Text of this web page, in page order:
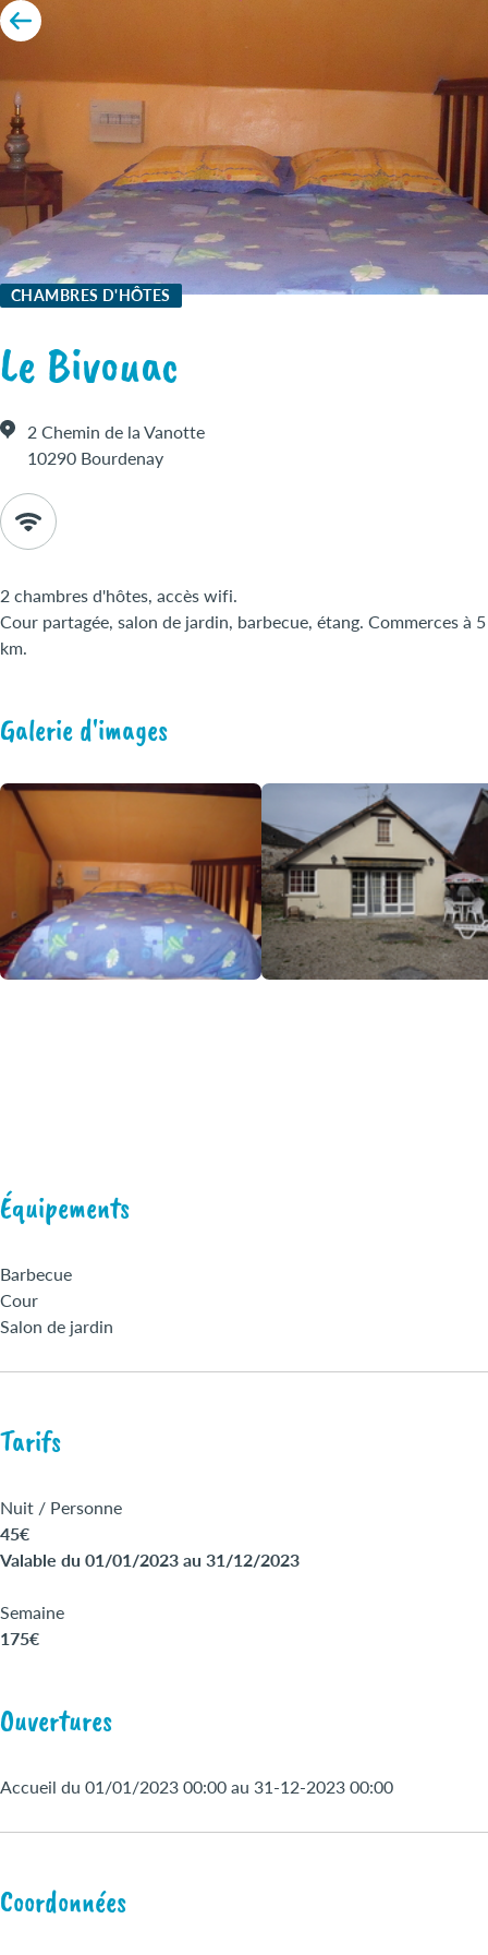
CHAMBRES D'HÔTES
Le Bivouac
2 Chemin de la Vanotte
10290 Bourdenay
2 chambres d'hôtes, accès wifi.
Cour partagée, salon de jardin, barbecue, étang. Commerces à 5
km.
Galerie d'images
Équipements
Barbecue
Cour
Salon de jardin
Tarifs
Nuit / Personne
45€
Valable du 01/01/2023 au 31/12/2023
Semaine
175€
Ouvertures
Accueil du 01/01/2023 00:00 au 31-12-2023 00:00
Coordonnées